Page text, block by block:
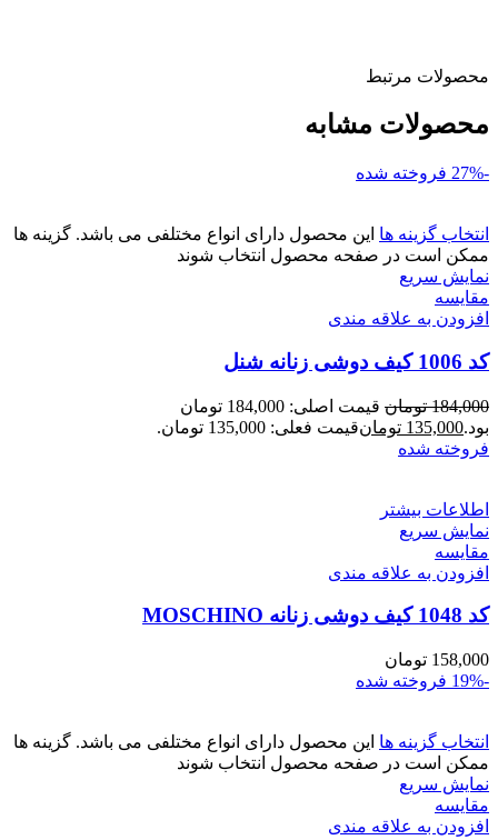
محصولات مرتبط
محصولات مشابه
-27% فروخته شده
انتخاب گزینه ها این محصول دارای انواع مختلفی می باشد. گزینه ها
ممکن است در صفحه محصول انتخاب شوند
نمایش سریع
مقايسه
افزودن به علاقه مندی
کد 1006 کیف دوشی زنانه شنل
184,000 تومان
قیمت اصلی: 184,000 تومان
بود.135,000 تومانقیمت فعلی: 135,000 تومان.
فروخته شده
اطلاعات بیشتر
نمایش سریع
مقايسه
افزودن به علاقه مندی
کد 1048 کیف دوشی زنانه MOSCHINO
158,000 تومان
-19%
فروخته شده
انتخاب گزینه ها این محصول دارای انواع مختلفی می باشد. گزینه ها
ممکن است در صفحه محصول انتخاب شوند
نمایش سریع
مقايسه
افزودن به علاقه مندی